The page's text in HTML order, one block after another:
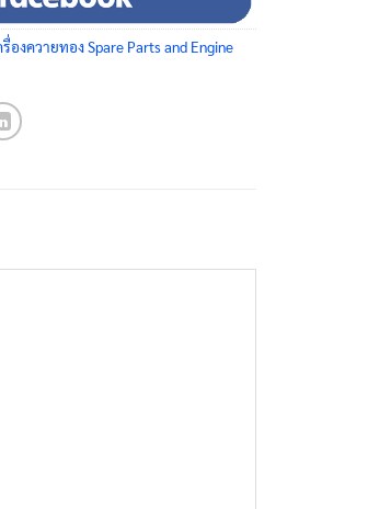
องควายทอง Spare Parts and Engine